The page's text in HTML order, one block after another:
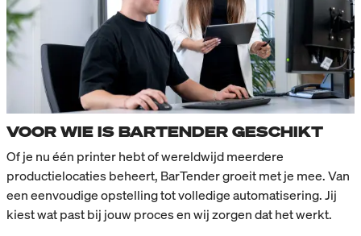
VOOR WIE IS BARTENDER GESCHIKT
Of je nu één printer hebt of wereldwijd meerdere
productielocaties beheert, BarTender groeit met je mee. Van
een eenvoudige opstelling tot volledige automatisering. Jij
kiest wat past bij jouw proces en wij zorgen dat het werkt.